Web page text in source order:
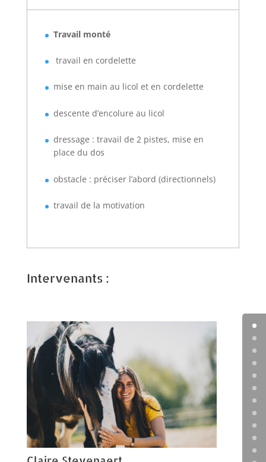
Travail monté
travail en cordelette
mise en main au licol et en cordelette
descente d’encolure au licol
dressage : travail de 2 pistes, mise en
place du dos
obstacle : préciser l’abord (directionnels)
travail de la motivation
Intervenants :